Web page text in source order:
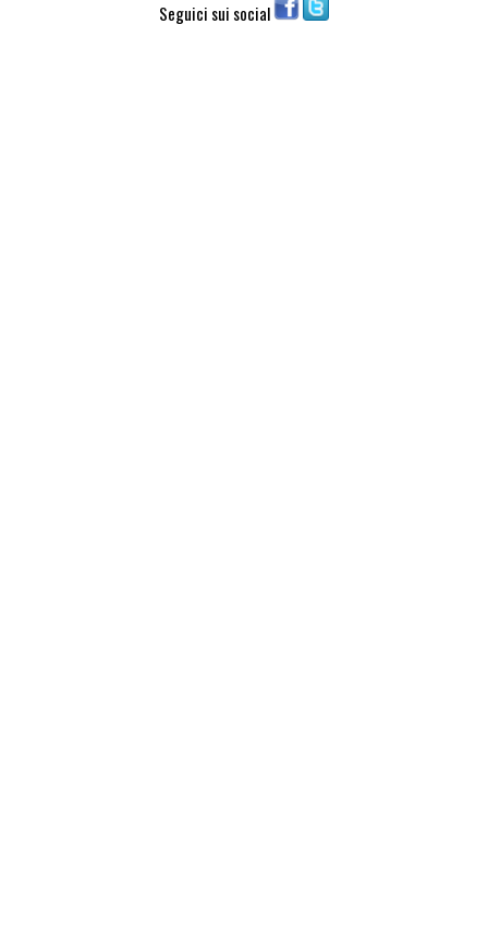
Seguici sui social